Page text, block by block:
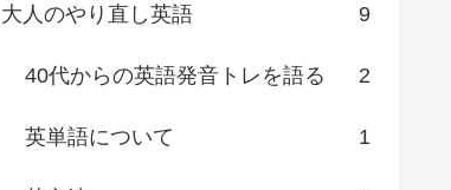
大人のやり直し英語 9
40代からの英語発音トレを語る 2
英単語について 1